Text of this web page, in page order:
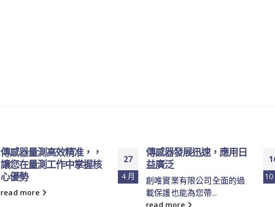
傳感器量測高效精准，，
讓您在量測工作中掌握核
心優勢
read more
27
4 月
傳感器發展迅速，應用日
益廣泛
創唯實業有限公司全面的過
載保護也能為您帶...
read more
10